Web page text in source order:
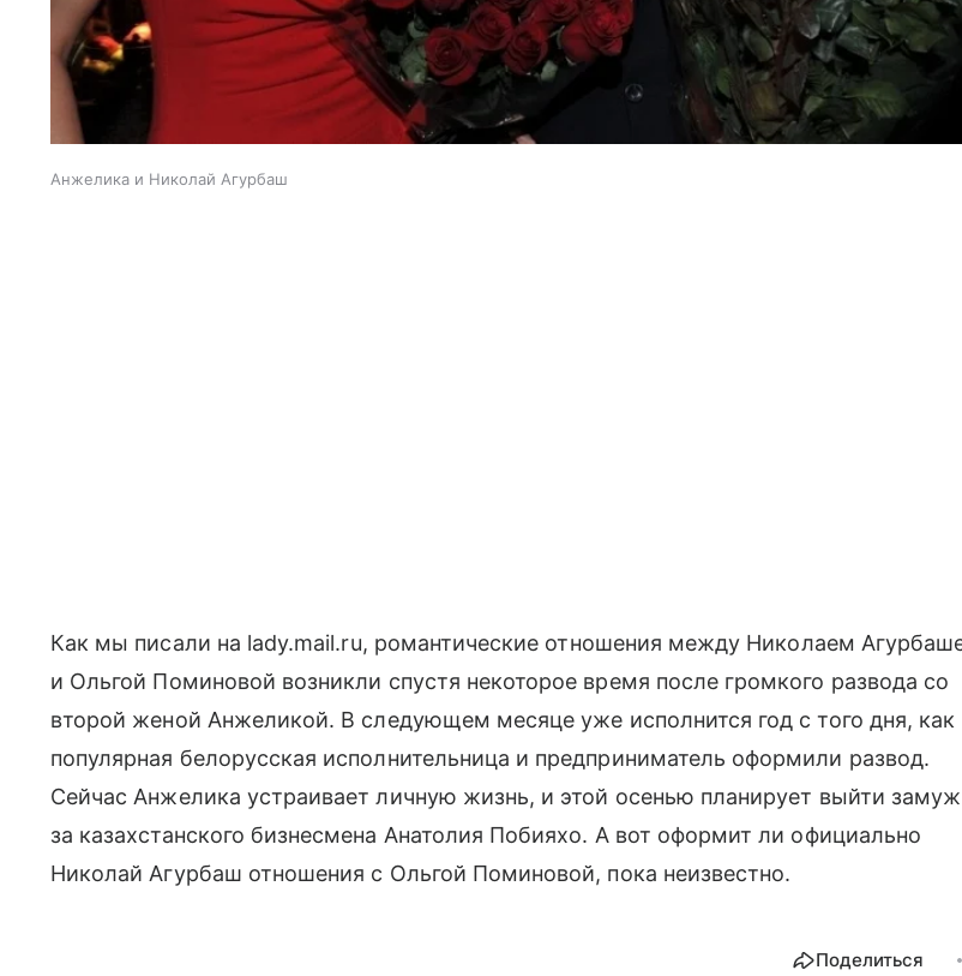
Анжелика и Николай Агурбаш
Как мы писали на lady.mail.ru, романтические отношения между Николаем
и Ольгой Поминовой возникли спустя некоторое время после громкого развода со
второй женой Анжеликой. В следующем месяце уже исполнится год с того дня, как
популярная белорусская исполнительница и предприниматель оформили развод.
Сейчас Анжелика устраивает личную жизнь, и этой осенью планирует выйти замуж
за казахстанского бизнесмена Анатолия Побияхо. А вот оформит ли официально
Николай Агурбаш отношения с Ольгой Поминовой, пока неизвестно.
Поделиться